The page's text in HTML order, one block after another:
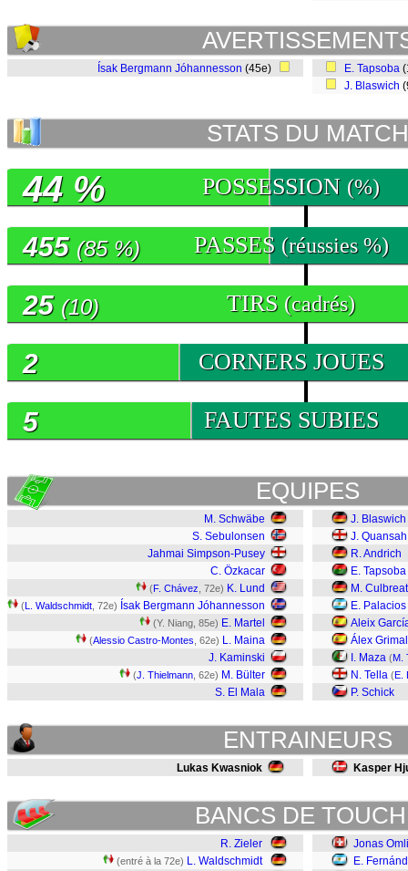
Ísak Bergmann Jóhannesson (45e) E. Tapsoba
J. Blaswich
STATS DU MATCH
POSSESSION (%)
44 %
PASSES (réussies %)
455 (85 %)
TIRS (cadrés)
25 (10)
CORNERS JOUES
2
FAUTES SUBIES
5
EQUIPES
M. Schwäbe
S. Sebulonsen
Jahmai Simpson-Pusey
C. Özkacar
(F. Chávez , 72e) K. Lund
(L. Waldschmidt , 72e) Ísak Bergmann Jóhannesson
(Y. Niang, 85e) E. Martel
(Alessio Castro-Montes , 62e) L. Maina
J. Kaminski
(J. Thielmann , 62e) M. Bülter
S. El Mala
J. Blaswich
J. Quansah
R. Andrich
E. Tapsoba
M.
E. Palacios
Aleix
Álex
I. Maza (M.
N. Tella (E.
P. Schick
ENTRAINEURS
Lukas Kwasniok Kasper
BANCS DE
R. Zieler
(entré à la 72e) L. Waldschmidt
Jonas
E.